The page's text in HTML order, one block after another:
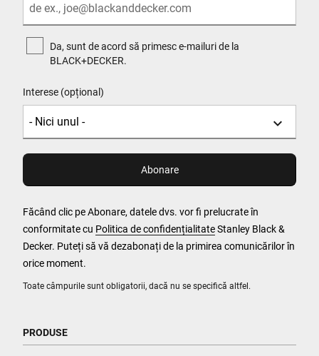
Toate câmpurile sunt obligatorii, dacă nu se specifică altfel.
Da, sunt de acord să primesc e-mailuri de la
BLACK+DECKER.
Interese (opțional)
Făcând clic pe Abonare, datele dvs. vor fi prelucrate în
conformitate cu Politica de confidențialitateStanley Black &
Decker. Puteți să vă dezabonați de la primirea comunicărilor în
orice moment.
PRODUSE